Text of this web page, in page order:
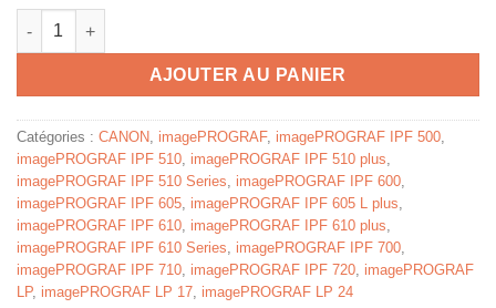
quantité de 0897B001 / PFI-102 M - cartouche compatible
AJOUTER AU PANIER
Catégories : CANON, imagePROGRAF, imagePROGRAF IPF 500,
imagePROGRAF IPF 510, imagePROGRAF IPF 510 plus,
imagePROGRAF IPF 510 Series, imagePROGRAF IPF 600,
imagePROGRAF IPF 605, imagePROGRAF IPF 605 L plus,
imagePROGRAF IPF 610, imagePROGRAF IPF 610 plus,
imagePROGRAF IPF 610 Series, imagePROGRAF IPF 700,
imagePROGRAF IPF 710, imagePROGRAF IPF 720, imagePROGRAF
LP, imagePROGRAF LP 17, imagePROGRAF LP 24